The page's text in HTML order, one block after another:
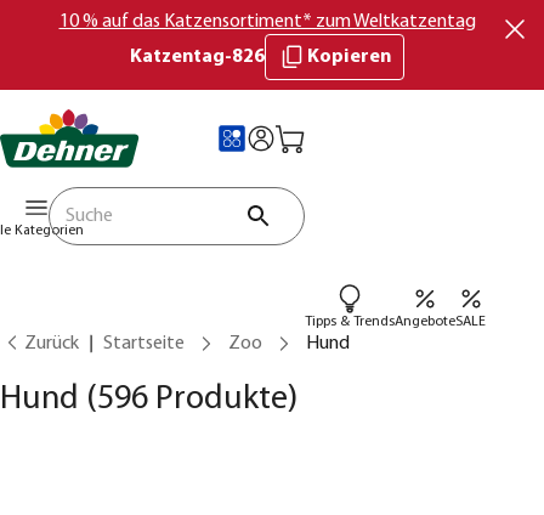
10 % auf das Katzensortiment* zum Weltkatzentag
Katzentag-826
Kopieren
Kategorien
Tipps & TrendsAngeboteSALE
Zurück Startseite Zoo Hund
Hund (596 Produkte)